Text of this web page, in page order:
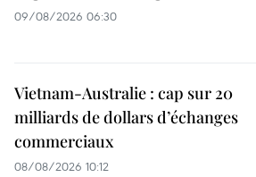
09/08/2026 06:30
Vietnam-Australie : cap sur 20
milliards de dollars d’échanges
commerciaux
08/08/2026 10:12